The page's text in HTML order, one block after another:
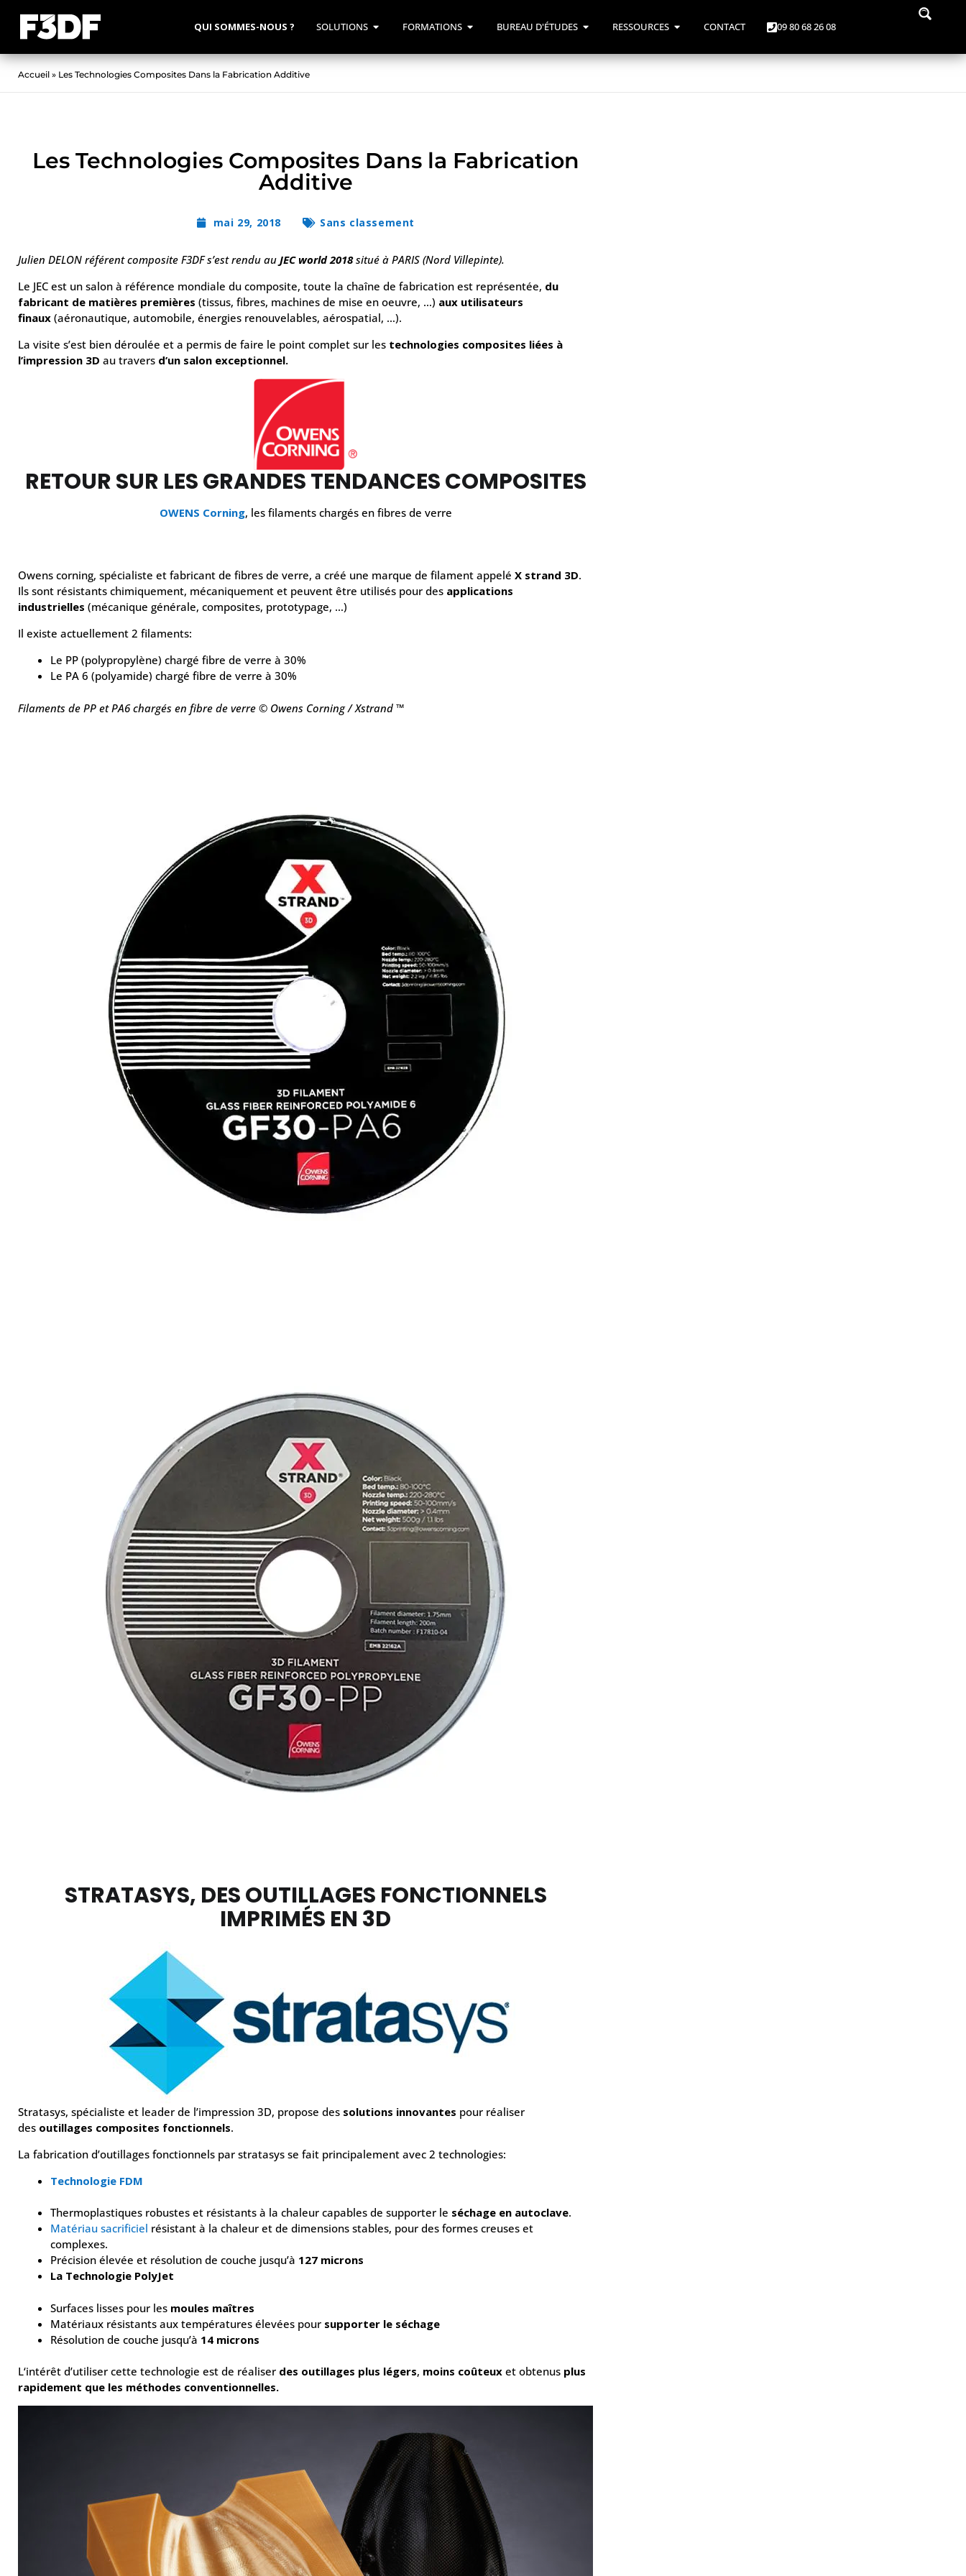
QUI SOMMES-NOUS ? SOLUTIONS FORMATIONS BUREAU D'ÉTUDES RESSOURCES CONTACT 09 80 68 26 08
Accueil » Les Technologies Composites Dans la Fabrication Additive
Les Technologies Composites Dans la Fabrication
Additive
mai 29, 2018 Sans classement
Julien DELON référent composite F3DF s’est rendu au JEC world 2018situé à PARIS (Nord Villepinte).
Le JEC est un salon à référence mondiale du composite, toute la chaîne de fabrication est représentée, du
fabricant de matières premières (tissus, fibres, machines de mise en oeuvre, …) aux utilisateurs
finaux (aéronautique, automobile, énergies renouvelables, aérospatial, …).
La visite s’est bien déroulée et a permis de faire le point complet sur les technologies composites liées à
l’impression 3D au travers d’un salon exceptionnel.
RETOUR SUR LES GRANDES TENDANCES COMPOSITES
OWENS Corning, les filaments chargés en fibres de verre
Owens corning, spécialiste et fabricant de fibres de verre, a créé une marque de filament appelé X strand 3D.
Ils sont résistants chimiquement, mécaniquement et peuvent être utilisés pour des applications
industrielles (mécanique générale, composites, prototypage, …)
Il existe actuellement 2 filaments:
Le PP (polypropylène) chargé fibre de verre à 30%
Le PA 6 (polyamide) chargé fibre de verre à 30%
Filaments de PP et PA6 chargés en fibre de verre © Owens Corning / Xstrand ™
STRATASYS, DES OUTILLAGES FONCTIONNELS
IMPRIMÉS EN 3D
Stratasys, spécialiste et leader de l’impression 3D, propose des solutions innovantes pour réaliser
des outillages composites fonctionnels.
La fabrication d’outillages fonctionnels par stratasys se fait principalement avec 2 technologies:
Technologie FDM
Thermoplastiques robustes et résistants à la chaleur capables de supporter le séchage en autoclave.
Matériau sacrificiel résistant à la chaleur et de dimensions stables, pour des formes creuses et
complexes.
Précision élevée et résolution de couche jusqu’à 127 microns
La Technologie PolyJet
Surfaces lisses pour les moules maîtres
Matériaux résistants aux températures élevées pour supporter le séchage
Résolution de couche jusqu’à 14 microns
L‘intérêt d’utiliser cette technologie est de réaliser des outillages plus légers, moins coûteux et obtenus plus
rapidement que les méthodes conventionnelles.